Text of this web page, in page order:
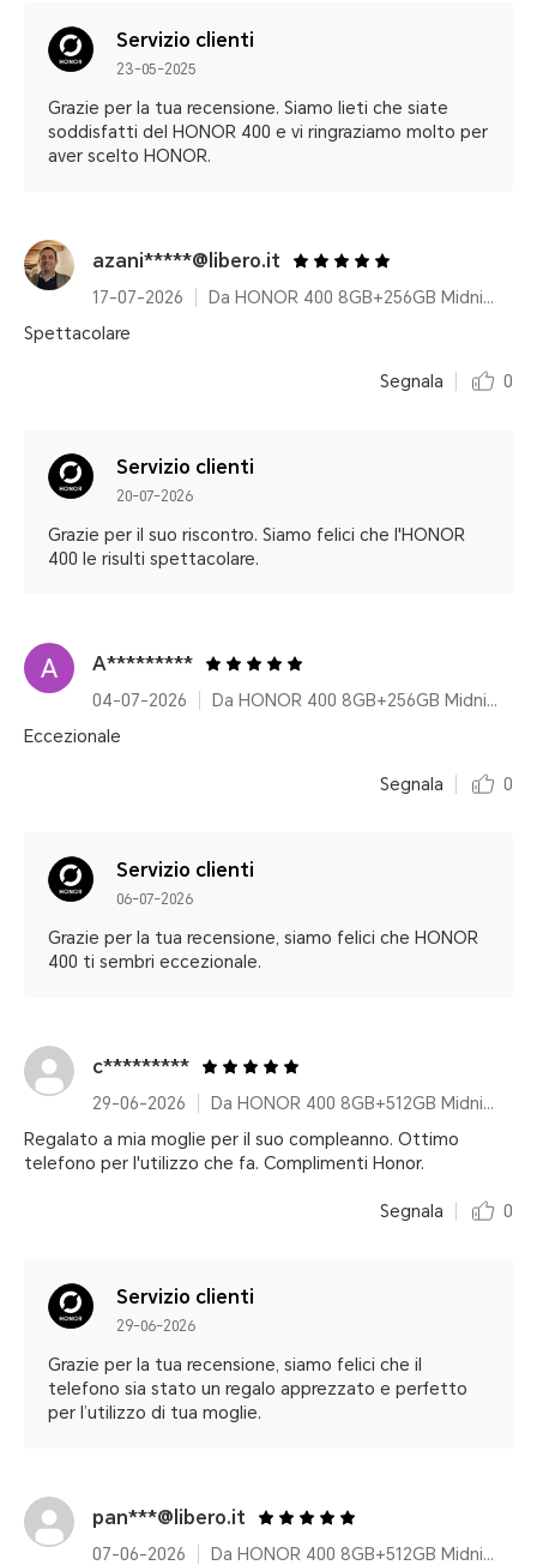
Servizio clienti
23-05-2025
Grazie per la tua recensione. Siamo lieti che siate
soddisfatti del HONOR 400 e vi ringraziamo molto per
aver scelto HONOR.
azani*****@libero.it
17-07-2026
Da HONOR 400 8GB+256GB Midnight Black
Spettacolare
Segnala 0
Servizio clienti
20-07-2026
Grazie per il suo riscontro. Siamo felici che l'HONOR
400 le risulti spettacolare.
A*********
04-07-2026
Da HONOR 400 8GB+256GB Midnight Black
Eccezionale
Segnala 0
Servizio clienti
06-07-2026
Grazie per la tua recensione, siamo felici che HONOR
400 ti sembri eccezionale.
c*********
29-06-2026
Da HONOR 400 8GB+512GB Midnight Black
Regalato a mia moglie per il suo compleanno. Ottimo
telefono per l'utilizzo che fa. Complimenti Honor.
Segnala 0
Servizio clienti
29-06-2026
Grazie per la tua recensione, siamo felici che il
telefono sia stato un regalo apprezzato e perfetto
per l’utilizzo di tua moglie.
pan***@libero.it
07-06-2026
Da HONOR 400 8GB+512GB Midnight Black Pacchetto